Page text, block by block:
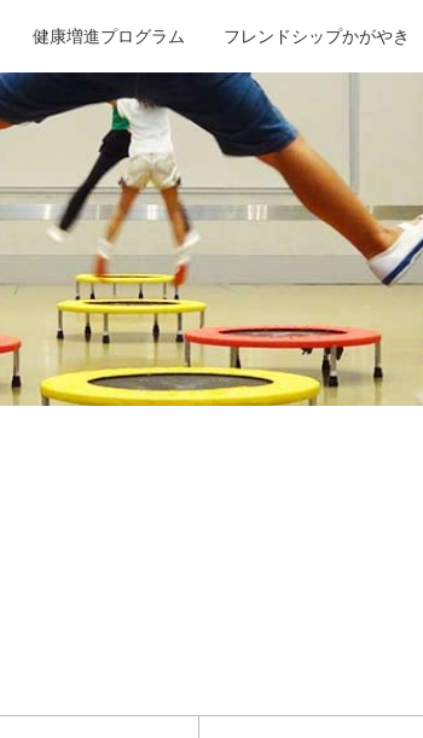
健康増進プログラム フレンドシップかがやき